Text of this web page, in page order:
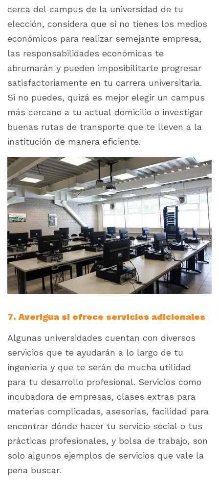
cerca del campus de la universidad de tu
elección, considera que si no tienes los medios
económicos para realizar semejante empresa,
las responsabilidades económicas te
abrumarán y pueden imposibilitarte progresar
satisfactoriamente en tu carrera universitaria.
Si no puedes, quizá es mejor elegir un campus
más cercano a tu actual domicilio o investigar
buenas rutas de transporte que te lleven a la
institución de manera eficiente.
7. Averigua si ofrece servicios adicionales
Algunas universidades cuentan con diversos
servicios que te ayudarán a lo largo de tu
ingeniería y que te serán de mucha utilidad
para tu desarrollo profesional. Servicios como
incubadora de empresas, clases extras para
materias complicadas, asesorías, facilidad para
encontrar dónde hacer tu servicio social o tus
prácticas profesionales, y bolsa de trabajo, son
solo algunos ejemplos de servicios que vale la
pena buscar.